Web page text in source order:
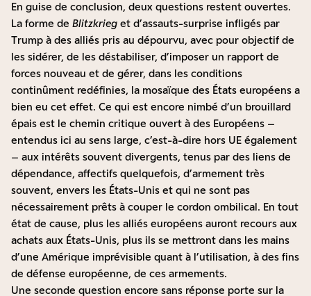
En guise de conclusion, deux questions restent ouvertes.
La forme de Blitzkrieg et d’assauts-surprise infligés par
Trump à des alliés pris au dépourvu, avec pour objectif de
les sidérer, de les déstabiliser, d’imposer un rapport de
forces nouveau et de gérer, dans les conditions
continûment redéfinies, la mosaïque des États européens a
bien eu cet effet. Ce qui est encore nimbé d’un brouillard
épais est le chemin critique ouvert à des Européens –
entendus ici au sens large, c’est-à-dire hors UE également
– aux intérêts souvent divergents, tenus par des liens de
dépendance, affectifs quelquefois, d’armement très
souvent, envers les États-Unis et qui ne sont pas
nécessairement prêts à couper le cordon ombilical. En tout
état de cause, plus les alliés européens auront recours aux
achats aux États-Unis, plus ils se mettront dans les mains
d’une Amérique imprévisible quant à l’utilisation, à des fins
de défense européenne, de ces armements.
Une seconde question encore sans réponse porte sur la